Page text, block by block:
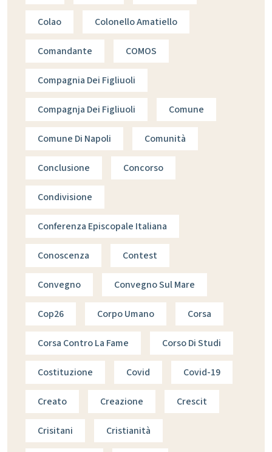
Colao Colonello Amatiello
Comandante COMOS
Compagnia Dei Figliuoli
Compagnja Dei Figliuoli Comune
Comune Di Napoli Comunità
Conclusione Concorso
Condivisione
Conferenza Episcopale Italiana
Conoscenza Contest
Convegno Convegno Sul Mare
Cop26 Corpo Umano Corsa
Corsa Contro La Fame Corso Di Studi
Costituzione Covid Covid-19
Creato Creazione Crescit
Crisitani Cristianità